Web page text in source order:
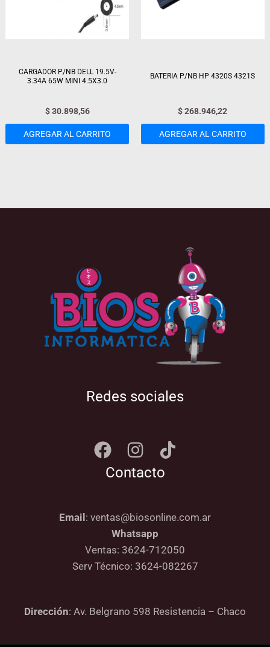
CARGADOR P/NB DELL 19.5V-
3.34A 65W MINI 4.5X3.0
$30.898,56
AGREGAR AL CARRITO
BATERIA P/NB HP 4320S 4321S
$268.946,22
AGREGAR AL CARRITO
Redes sociales
Contacto
Email : ventas@biosonline.com.ar
Whatsapp
Ventas: 3624-712050
Serv Técnico: 3624-082267
Dirección: Av. Belgrano 598 Resistencia – Chaco